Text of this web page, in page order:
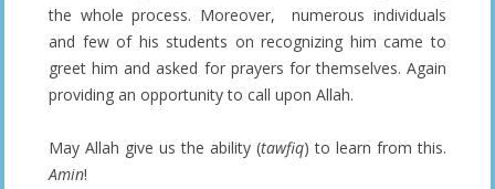
the whole process. Moreover, numerous individuals
and few of his students on recognizing him came to
greet him and asked for prayers for themselves. Again
providing an opportunity to call upon Allah.
May Allah give us the ability (tawfiq) to learn from this.
Amin!